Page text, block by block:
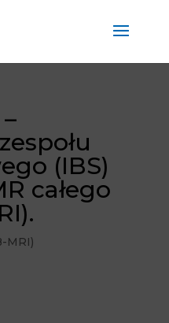
(IBS)
całego
MRI)